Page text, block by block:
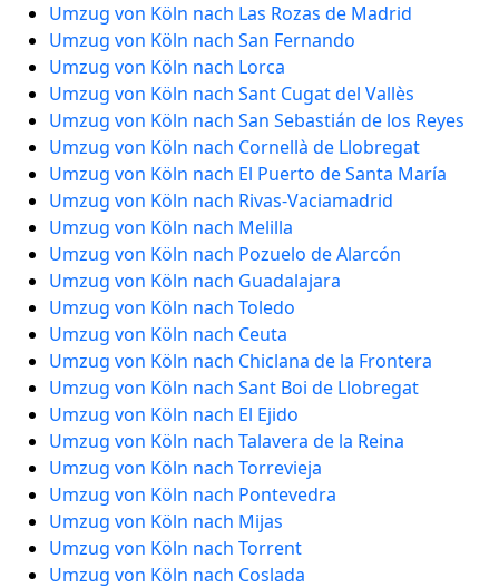
Umzug von Köln nach Las Rozas de Madrid
Umzug von Köln nach San Fernando
Umzug von Köln nach Lorca
Umzug von Köln nach Sant Cugat del Vallès
Umzug von Köln nach San Sebastián de los Reyes
Umzug von Köln nach Cornellà de Llobregat
Umzug von Köln nach El Puerto de Santa María
Umzug von Köln nach Rivas-Vaciamadrid
Umzug von Köln nach Melilla
Umzug von Köln nach Pozuelo de Alarcón
Umzug von Köln nach Guadalajara
Umzug von Köln nach Toledo
Umzug von Köln nach Ceuta
Umzug von Köln nach Chiclana de la Frontera
Umzug von Köln nach Sant Boi de Llobregat
Umzug von Köln nach El Ejido
Umzug von Köln nach Talavera de la Reina
Umzug von Köln nach Torrevieja
Umzug von Köln nach Pontevedra
Umzug von Köln nach Mijas
Umzug von Köln nach Torrent
Umzug von Köln nach Coslada